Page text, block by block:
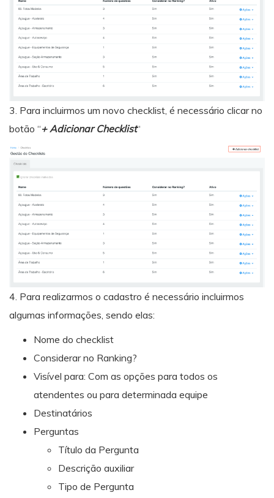
3. Para incluirmos um novo checklist, é necessário clicar no
botão “+ Adicionar Checklist“
4. Para realizarmos o cadastro é necessário incluirmos
algumas informações, sendo elas:
Nome do checklist
Considerar no Ranking?
Visível para: Com as opções para todos os
atendentes ou para determinada equipe
Destinatários
Perguntas
Título da Pergunta
Descrição auxiliar
Tipo de Pergunta